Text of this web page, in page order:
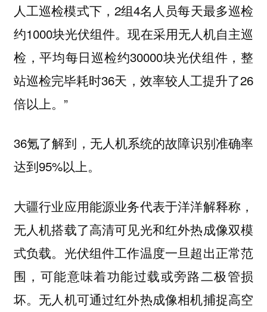
人工巡检模式下，2组4名人员每天最多巡检
约1000块光伏组件。现在采用无人机自主巡
检，平均每日巡检约30000块光伏组件，整
站巡检完毕耗时36天，效率较人工提升了26
倍以上。”
36氪了解到，无人机系统的故障识别准确率
达到95%以上。
大疆行业应用能源业务代表于洋洋解释称，
无人机搭载了高清可见光和红外热成像双模
式负载。光伏组件工作温度一旦超出正常范
围，可能意味着功能过载或旁路二极管损
坏。无人机可通过红外热成像相机捕捉高空